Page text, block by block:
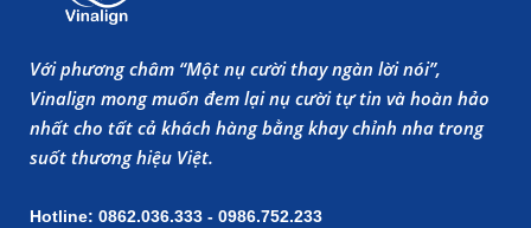
Với phương châm “Một nụ cười thay ngàn lời nói”,
Vinalign mong muốn đem lại nụ cười tự tin và hoàn hảo
nhất cho tất cả khách hàng bằng khay chỉnh nha trong
suốt thương hiệu Việt.
Hotline: 0862.036.333 - 0986.752.233